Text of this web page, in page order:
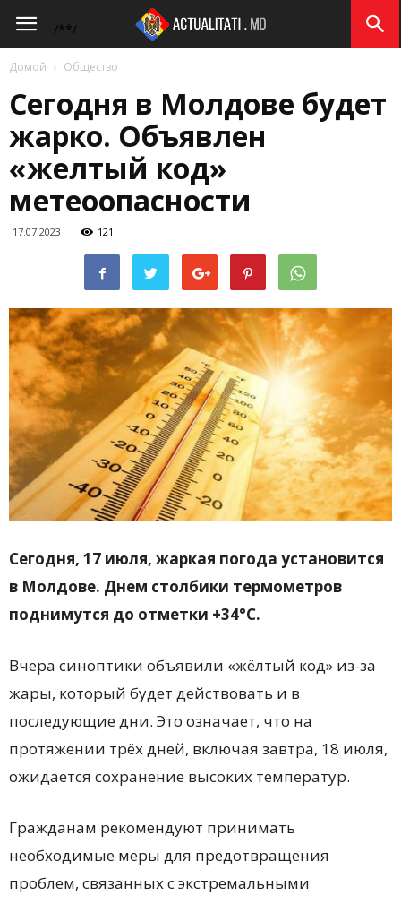
/**/
Actualitati.md
Домой Общество
Сегодня в Молдове будет
жарко. Объявлен
«желтый код»
метеоопасности
17.07.2023 121
Сегодня, 17 июля, жаркая погода установится
в Молдове. Днем столбики термометров
поднимутся до отметки +34°C.
Вчера синоптики объявили «жёлтый код» из-за
жары, который будет действовать и в
последующие дни. Это означает, что на
протяжении трёх дней, включая завтра, 18 июля,
ожидается сохранение высоких температур.
Гражданам рекомендуют принимать
необходимые меры для предотвращения
проблем, связанных с экстремальными